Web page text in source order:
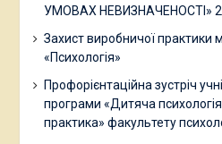
УМОВАХ НЕВИЗНАЧЕНОСТІ»
Захист виробничої практики
«Психологія»
Профорієнтаційна зустріч
програми «Дитяча
практика» факультету